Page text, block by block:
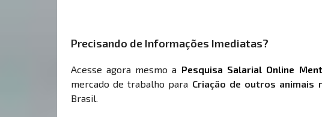
Precisando de Informações Imediatas?
Acesse agora mesmo a Pesquisa Salarial Online
mercado de trabalho para Criação de outros animais
Brasil.